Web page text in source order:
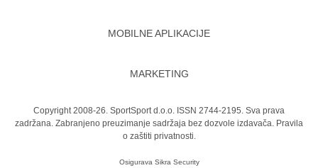
MOBILNE APLIKACIJE
MARKETING
Copyright 2008-26. SportSport d.o.o. ISSN 2744-2195. Sva prava
zadržana. Zabranjeno preuzimanje sadržaja bez dozvole izdavača. Pravila
o zaštiti privatnosti.
Osigurava Sikra Security